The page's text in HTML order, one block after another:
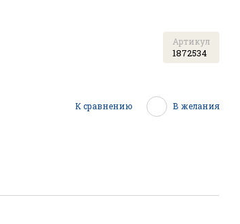
Артикул
1872534
К сравнению В желания